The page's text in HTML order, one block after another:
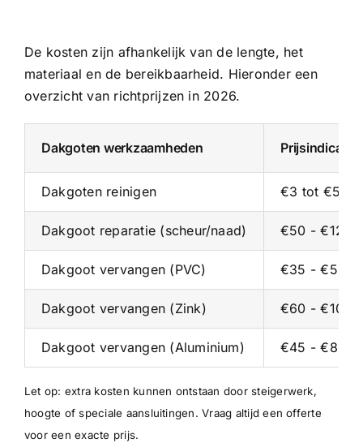
De kosten zijn afhankelijk van de lengte, het
materiaal en de bereikbaarheid. Hieronder een
overzicht van richtprijzen in 2026.
Dakgoten werkzaamheden Prijsindicatie
Dakgoten reinigen €3 tot €5
Dakgoot reparatie (scheur/naad) €50 - €125
Dakgoot vervangen (PVC) €35 - €55
Dakgoot vervangen (Zink) €60 - €100
Dakgoot vervangen (Aluminium) €45 - €80
Let op: extra kosten kunnen ontstaan door steigerwerk,
hoogte of speciale aansluitingen. Vraag altijd een offerte
voor een exacte prijs.